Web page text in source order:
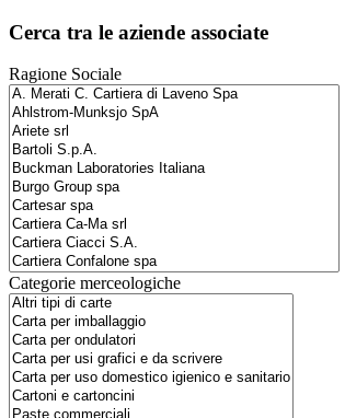
Cerca tra le aziende associate
Ragione Sociale
Categorie merceologiche